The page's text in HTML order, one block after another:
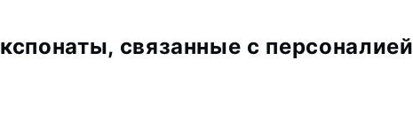
связанные с персоналией